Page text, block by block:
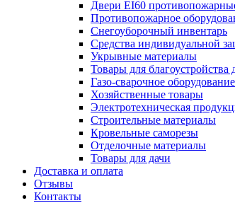
Двери EI60
Противопожарное
Снегоуборочный инвентарь
Средства индивидуальной
Укрывные материалы
Товары для благоустройства
Газо-сварочное
Хозяйственные товары
Электротехническая
Строительные материалы
Кровельные саморезы
Отделочные материалы
Товары для дачи
Доставка и оплата
Отзывы
Контакты